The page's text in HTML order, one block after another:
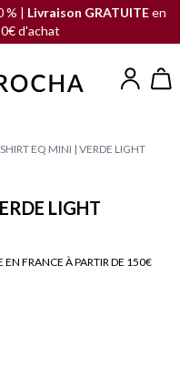
% | Livraison GRATUITEen
d'achat
EQ MINI | VERDE LIGHT
LIGHT
EN FRANCE À PARTIR DE 150€